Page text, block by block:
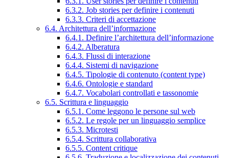
6.3.2. Job stories per definire i contenuti
6.3.3. Criteri di accettazione
6.4. Architettura dell’informazione
6.4.1. Definire l’architettura dell’informazione
6.4.2. Alberatura
6.4.3. Flussi di interazione
6.4.4. Sistemi di navigazione
6.4.5. Tipologie di contenuto (content type)
6.4.6. Ontologie e standard
6.4.7. Vocabolari controllati e tassonomie
6.5. Scrittura e linguaggio
6.5.1. Come leggono le persone sul web
6.5.2. Le regole per un linguaggio semplice
6.5.3. Microtesti
6.5.4. Scrittura collaborativa
6.5.5. Content critique